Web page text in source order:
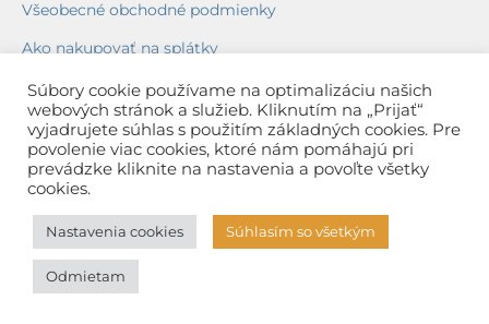
Všeobecné obchodné podmienky
Ako nakupovať na splátky
Ochrana osobných údajov
Reklamačný poriadok
Spôsob a cena dopravy
Spôsob platby
Záruka na tovar
Súbory cookie používame na optimalizáciu našich
webových stránok a služieb. Kliknutím na „Prijať“
vyjadrujete súhlas s použitím základných cookies. Pre
povolenie viac cookies, ktoré nám pomáhajú pri
prevádzke kliknite na nastavenia a povoľte všetky
cookies.
Nastavenia cookies Súhlasím so všetkým
Odmietam